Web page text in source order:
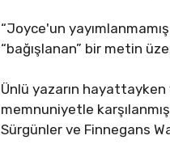
“Joyce'un
“bağışlanan” bir metin
Ünlü yazarın hayattayken
memnuniyetle
Sürgünler ve Finnegans